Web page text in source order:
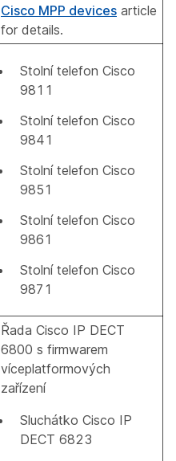
Cisco MPP devices article
for details.
Stolní telefon Cisco
9811
Stolní telefon Cisco
9841
Stolní telefon Cisco
9851
Stolní telefon Cisco
9861
Stolní telefon Cisco
9871
Řada Cisco IP DECT
6800 s firmwarem
víceplatformových
zařízení
Sluchátko Cisco IP
DECT 6823